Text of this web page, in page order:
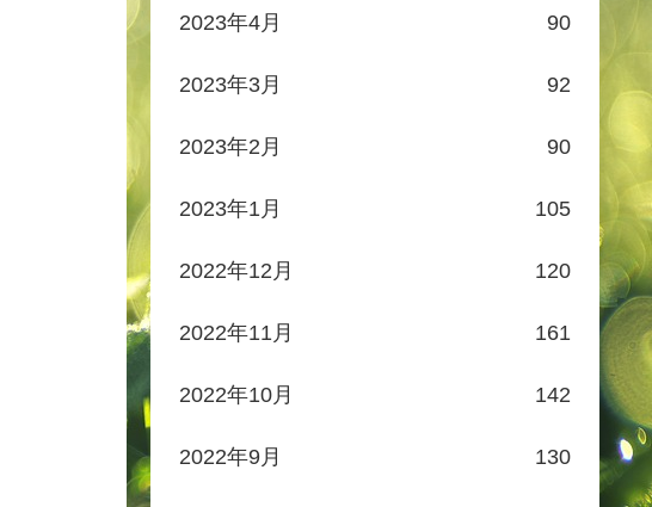
2023年4月 90
2023年3月 92
2023年2月 90
2023年1月 105
2022年12月 120
2022年11月 161
2022年10月 142
2022年9月 130